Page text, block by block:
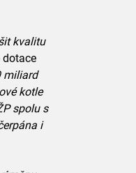
kvalitu
dotace
miliard
kotle
spolu s
i